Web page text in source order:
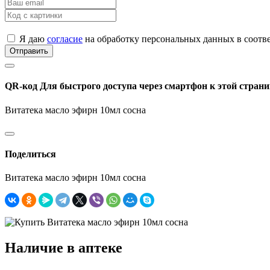
Я даю согласие на обработку персональных данных в
Отправить
QR-код Для быстрого доступа через смартфон к этой
Витатека масло эфирн 10мл сосна
Поделиться
Витатека масло эфирн 10мл сосна
Наличие в аптеке